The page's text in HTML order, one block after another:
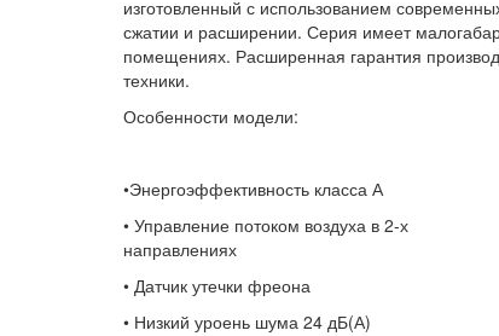
изготовленный с использованием
сжатии и расширении. Серия имеет
помещениях. Расширенная гарантия
техники.
Особенности модели:​
•Энергоэффективность класса А
• Управление потоком воздуха в 2-х
направлениях
• Датчик утечки фреона
• Низкий уроень шума 24 дБ(А)